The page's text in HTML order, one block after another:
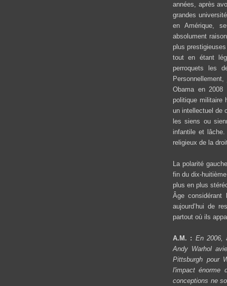
années, après
grandes
en Amérique,
absolument
plus
tout en étant
perroquets les
Obama en
politique militaire
un intellectuel de
les siens ou
infantile et
religieux de la
La polarité
fin du dix-
plus en plus
Âge
aujourd’hui de
partout où ils
A.M. : En 2006,
Andy Warhol
Pittsburgh pour
l'impact énorme
conceptions ne